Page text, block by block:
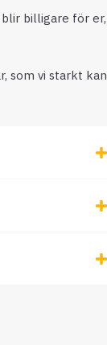
billigare för er,
som vi starkt kan